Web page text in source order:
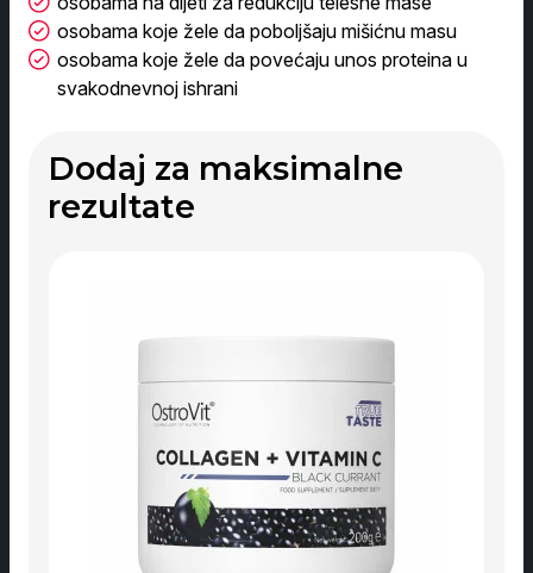
osobama koje žele da poboljšaju mišićnu masu
osobama koje žele da povećaju unos proteina u
svakodnevnoj ishrani
Dodaj za maksimalne
rezultate